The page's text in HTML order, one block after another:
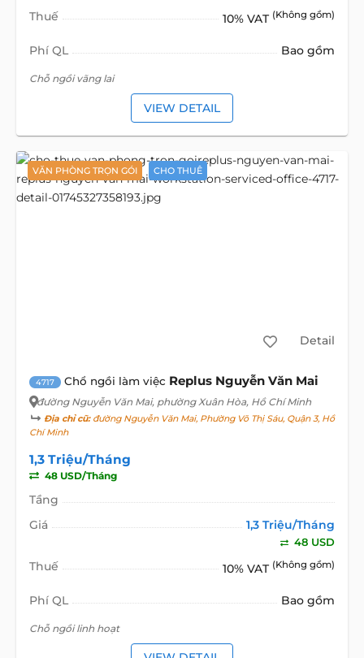
Thuế 10% VAT (Không gồm)
Phí QL Bao gồm
Chỗ ngồi vãng lai
VIEW DETAIL
VĂN PHÒNG TRỌN GÓI CHO THUÊ
Detail
4717 Chổ ngồi làm việc Replus Nguyễn Văn Mai
đường Nguyễn Văn Mai, phường Xuân Hòa, Hồ Chí Minh
Địa chỉ cũ:đường Nguyễn Văn Mai, Phường Võ Thị Sáu, Quận 3, Hồ
Chí Minh
1,3 Triệu/Tháng
48 USD/Tháng
Tầng
Giá
1,3 Triệu/Tháng
48 USD
Thuế 10% VAT (Không gồm)
Phí QL Bao gồm
Chỗ ngồi linh hoạt